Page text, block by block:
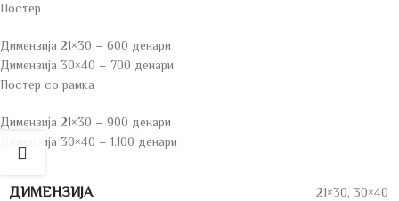
Постер
Димензија 21×30 – 600 денари
Димензија 30×40 – 700 денари
Постер со рамка
Димензија 21×30 – 900 денари
Димензија 30×40 – 1.100 денари
ДИМЕНЗИЈА 21×30, 30×40